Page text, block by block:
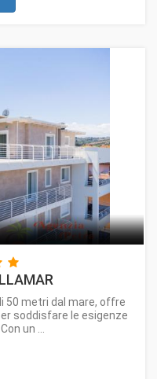
della fonte scorre in
lavatoio pubblico e c’era
50 metri dal mare, offre
soddisfare le esigenze
un ...